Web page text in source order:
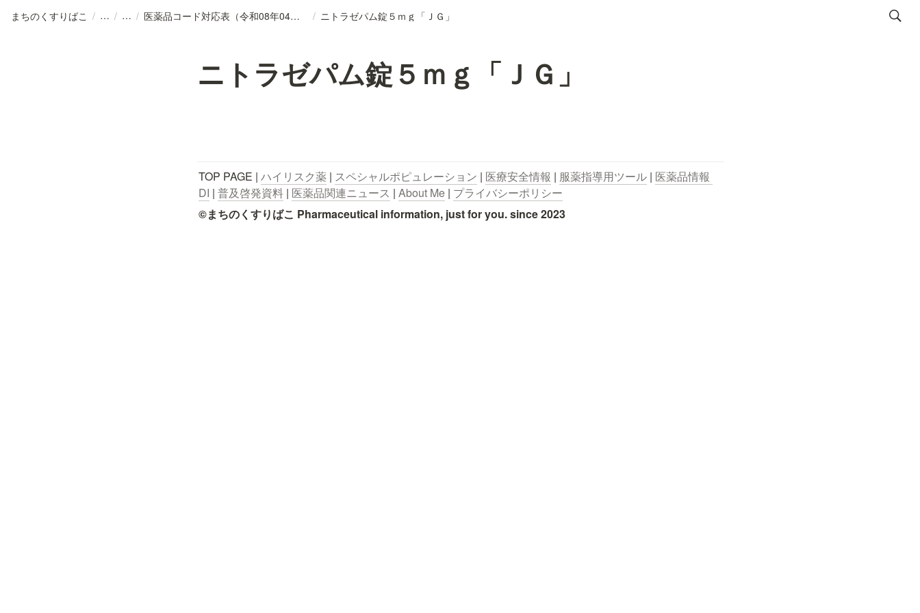
まちのくすりばこ / / / 医薬品コード対応表（令和08年04月01日公開版）.csv / ニトラゼパム錠５ｍｇ「ＪＧ」
ニトラゼパム錠５ｍｇ「ＪＧ」
TOP PAGE | ハイリスク薬 | スペシャルポピュレーション | 医療安全情報 | 服薬指導用ツール | 医薬品情報
DI | 普及啓発資料 | 医薬品関連ニュース | About Me | プライバシーポリシー
©まちのくすりばこ Pharmaceutical information, just for you. since 2023